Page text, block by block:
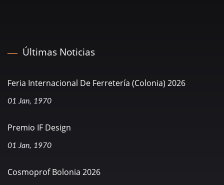
Últimas Noticias
Feria Internacional De Ferretería (Colonia) 2026
01 Jan, 1970
Premio IF Design
01 Jan, 1970
Cosmoprof Bolonia 2026